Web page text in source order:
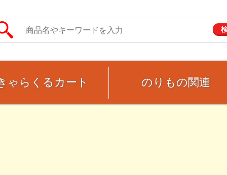
ゃらくるカート のりもの関連